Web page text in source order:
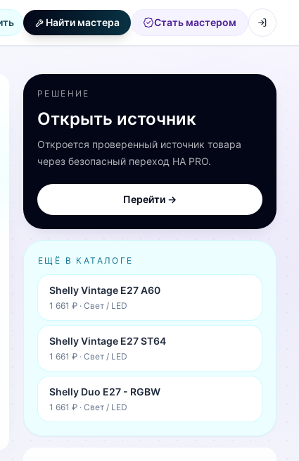
Найти мастера Стать мастером
РЕШЕНИЕ
Открыть источник
Откроется проверенный источник товара
через безопасный переход HA PRO.
Перейти →
ЕЩЁ В КАТАЛОГЕ
Shelly Vintage E27 A60
1 661 ₽ · Свет / LED
Shelly Vintage E27 ST64
1 661 ₽ · Свет / LED
Shelly Duo E27 - RGBW
1 661 ₽ · Свет / LED